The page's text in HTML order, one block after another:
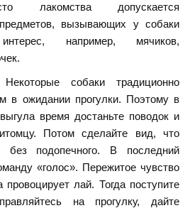
лакомства допускается
предметов, вызывающих у собаки
например, мячиков,
Некоторые собаки традиционно
в ожидании прогулки. Поэтому в
время достаньте поводок и
Потом сделайте вид, что
без подопечного. В последний
«голос». Пережитое чувство
лай. Тогда поступите
на прогулку, дайте